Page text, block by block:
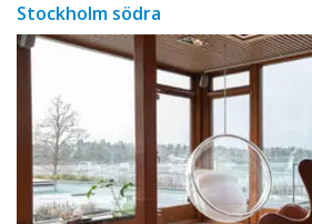
Stockholm södra